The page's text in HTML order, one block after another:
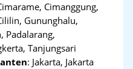
Cimanggung,
Gununghalu,
Padalarang,
Tanjungsari
: Jakarta, Jakarta